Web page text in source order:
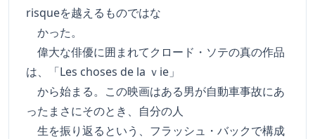
risqueを越えるものではな
かった。
偉大な俳優に囲まれてクロード・ソテの真の作品
は、「Les choses de la ｖie」
から始まる。この映画はある男が自動車事故にあ
ったまさにそのとき、自分の人
生を振り返るという、フラッシュ・バックで構成